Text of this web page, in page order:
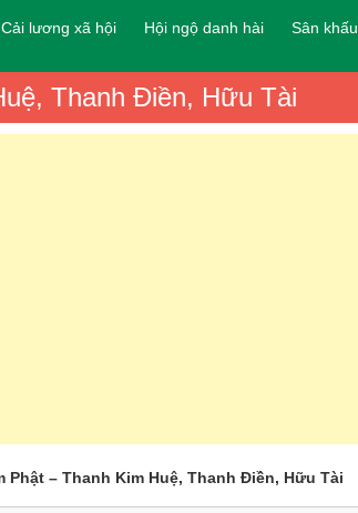
Cải lương xã hội Hội ngộ danh hài Sân khấu
Thanh Điền, Hữu Tài
Phật – Thanh Kim Huệ, Thanh Điền, Hữu Tài